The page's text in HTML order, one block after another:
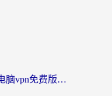
海外党刷国内资源指南：电脑vpn免费版真的能用吗？选对加速器才是关键